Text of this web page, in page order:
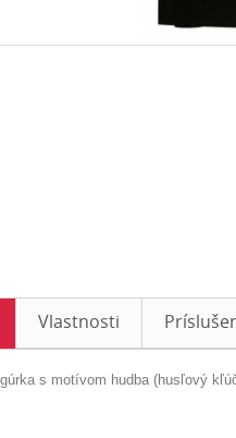
Vlastnosti
s motívom hudba (husľový